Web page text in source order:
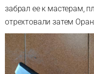
забрал ее к мастерам,
отрехтовали затем